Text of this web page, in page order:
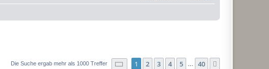
Die Suche ergab mehr als 1000 Treffer Seite von40
1 2 3 4 5 40